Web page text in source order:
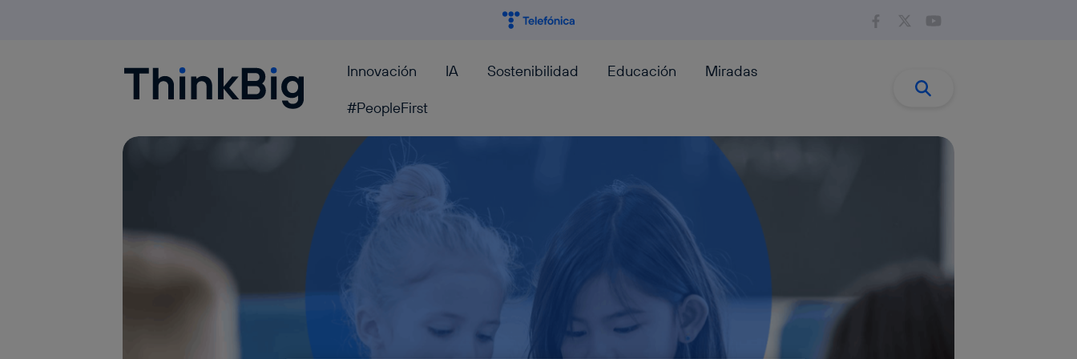
Blogthinkbig.com Innovación IA Sostenibilidad Educación
Miradas
#PeopleFirst
Buscar